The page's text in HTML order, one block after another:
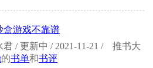
盒游戏不靠谱
君 / 更新中 / 2021-11-21 /
推书大
的书单和书评